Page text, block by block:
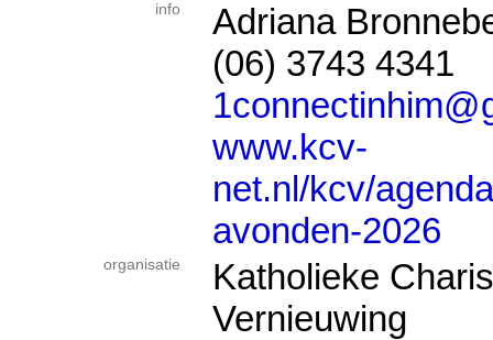
info
Adriana
(06) 3743 4341
www.kcv-
net.nl/kcv/
avonden-2026
organisatie
Katholieke
Vernieuwing